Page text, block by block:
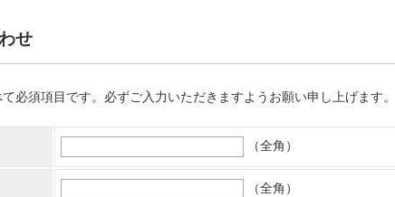
せ
必須項目です。必ずご入力いただきますようお願い申し上げます。
（全角）
（全角）